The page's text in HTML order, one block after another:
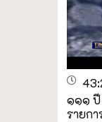
๑๑๑ ปี
รายกา